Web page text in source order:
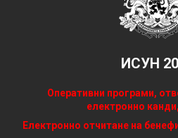
ИСУН
Оперативни програми,
електронно
Електронно отчитане на